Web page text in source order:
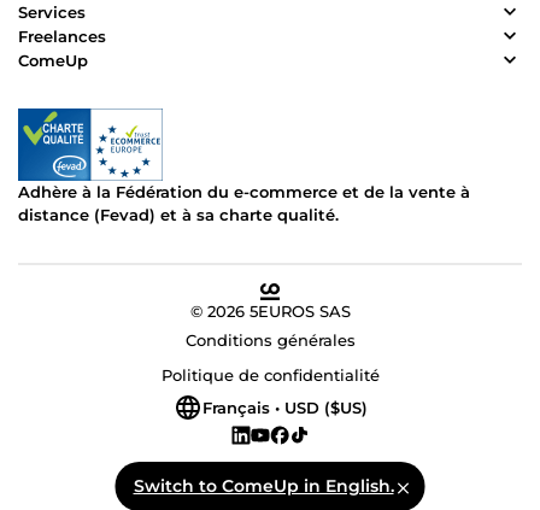
Switch to ComeUp in English.
Services
Freelances
ComeUp
Adhère à la Fédération du e-commerce et de la vente à
distance (Fevad) et à sa charte qualité.
© 2026 5EUROS SAS
Conditions générales
Politique de confidentialité
Français • USD ($US)